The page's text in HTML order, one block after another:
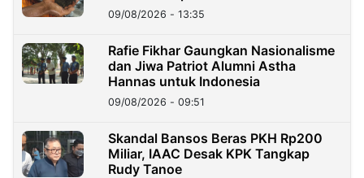
09/08/2026 - 13:35
Rafie Fikhar Gaungkan Nasionalisme
dan Jiwa Patriot Alumni Astha
Hannas untuk Indonesia
09/08/2026 - 09:51
Skandal Bansos Beras PKH Rp200
Miliar, IAAC Desak KPK Tangkap
Rudy Tanoe